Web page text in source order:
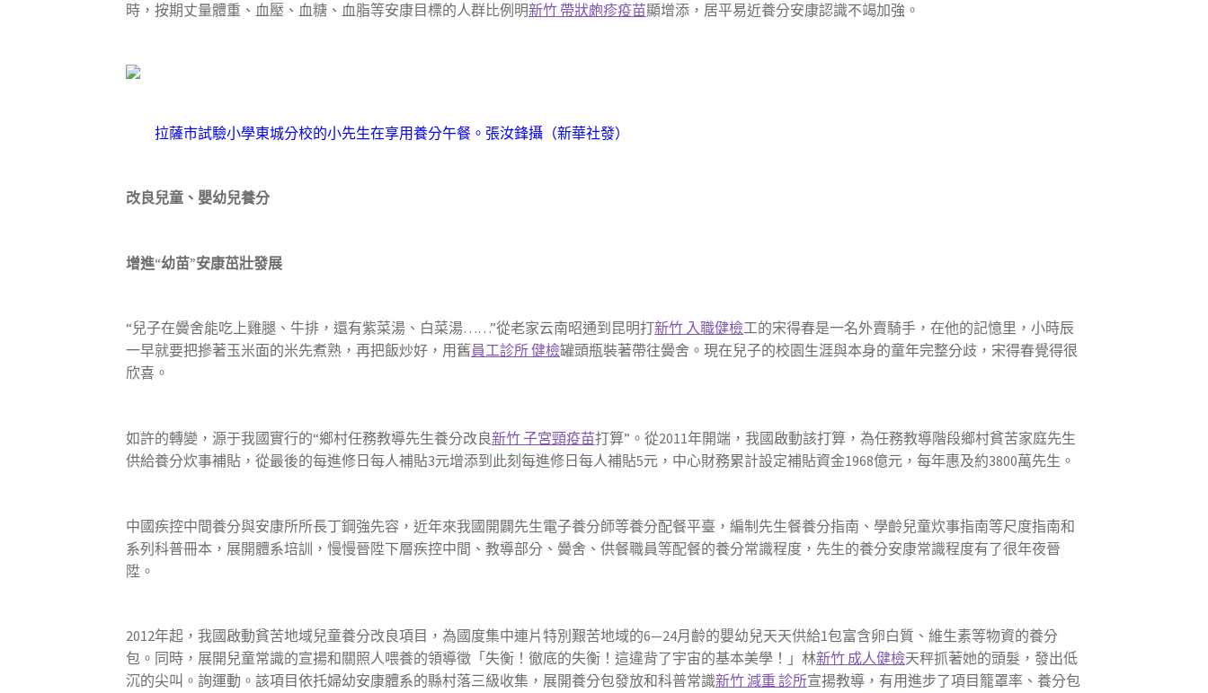
時，按期丈量體重、血壓、血糖、血脂等安康目標的人群比例明新竹 帶狀皰疹疫苗顯增添，居平易近養分安康認識不竭加強。
拉薩市試驗小學東城分校的小先生在享用養分午餐。 張汝鋒攝（新華社發）
改良兒童、嬰幼兒養分
增進“幼苗”安康茁壯發展
“兒子在黌舍能吃上雞腿、牛排，還有紫菜湯、白菜湯……”從老家云南昭通到昆明打新竹 入職健檢工的宋得春是一名外賣騎手，在他的記憶里，小時辰
一早就要把摻著玉米面的米先煮熟，再把飯炒好，用舊員工診所 健檢罐頭瓶裝著帶往黌舍。現在兒子的校園生涯與本身的童年完整分歧，宋得春覺得很
欣喜。
如許的轉變，源于我國實行的“鄉村任務教導先生養分改良新竹 子宮頸疫苗打算”。從2011年開端，我國啟動該打算，為任務教導階段鄉村貧苦家庭先生
供給養分炊事補貼，從最後的每進修日每人補貼3元增添到此刻每進修日每人補貼5元，中心財務累計設定補貼資金1968億元，每年惠及約3800萬先生。
中國疾控中間養分與安康所所長丁鋼強先容，近年來我國開闢先生電子養分師等養分配餐平臺，編制先生餐養分指南、學齡兒童炊事指南等尺度指南和
系列科普冊本，展開體系培訓，慢慢晉陞下層疾控中間、教導部分、黌舍、供餐職員等配餐的養分常識程度，先生的養分安康常識程度有了很年夜晉
陞。
2012年起，我國啟動貧苦地域兒童養分改良項目，為國度集中連片特別艱苦地域的6—24月齡的嬰幼兒天天供給1包富含卵白質、維生素等物資的養分
包。同時，展開兒童常識的宣揚和關照人喂養的領導徵「失衡！徹底的失衡！這違背了宇宙的基本美學！」林新竹 成人健檢天秤抓著她的頭髮，發出低
沉的尖叫。詢運動。該項目依托婦幼安康體系的縣村落三級收集，展開養分包發放和科普常識新竹 減重 診所宣揚教導，有用進步了項目籠罩率、養分包